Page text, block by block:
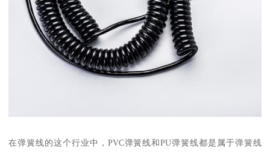
在弹簧线的这个行业中，PVC弹簧线和PU弹簧线都是属于弹簧线